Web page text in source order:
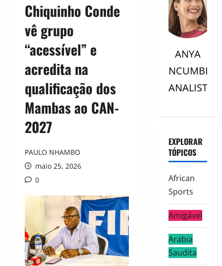
Chiquinho Conde
vê grupo
“acessível” e
acredita na
qualificação dos
Mambas ao CAN-
2027
PAULO NHAMBO
maio 25, 2026
0
ANYA
NCUMBI
ANALISTC
EXPLORAR
TÓPICOS
African
Sports
Amigável
Arabia
Saudita